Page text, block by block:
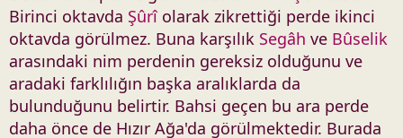
Birinci oktavda Şûrîolarak zikrettiği perde ikinci
oktavda görülmez. Buna karşılık Segâh ve Bûselik
arasındaki nim perdenin gereksiz olduğunu ve
aradaki farklılığın başka aralıklarda da
bulunduğunu belirtir. Bahsi geçen bu ara perde
daha önce de Hızır Ağa'da görülmektedir. Burada